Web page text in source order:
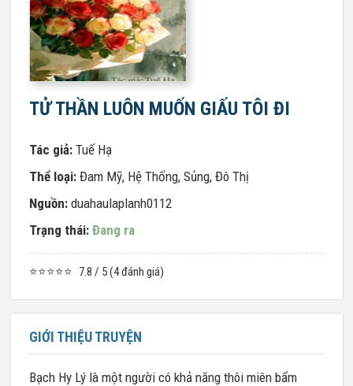
TỬ THẦN LUÔN MUỐN GIẤU TÔI ĐI
Tác giả: Tuế Hạ
Thể loại: Đam Mỹ, Hệ Thống, Sủng, Đô Thị
Nguồn: duahaulaplanh0112
Trạng thái: Đang ra
⭐⭐⭐⭐⭐ 7.8 / 5 (4 đánh giá)
GIỚI THIỆU TRUYỆN
Bạch Hy Lý là một người có khả năng thôi miên bẩm